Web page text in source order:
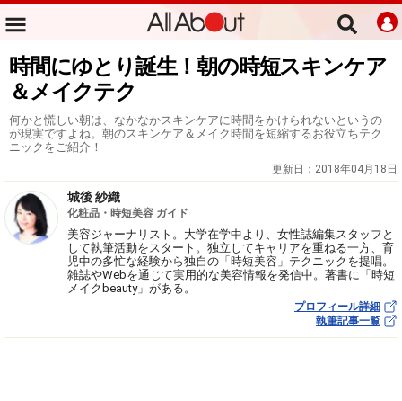
時間にゆとり誕生！朝の時短スキンケア
＆メイクテク
何かと慌しい朝は、なかなかスキンケアに時間をかけられないというの
が現実ですよね。朝のスキンケア＆メイク時間を短縮するお役立ちテク
ニックをご紹介！
更新日： 2018年04月18日
城後 紗織
化粧品・時短美容 ガイド
美容ジャーナリスト。大学在学中より、女性誌編集スタッフと
して執筆活動をスタート。独立してキャリアを重ねる一方、育
児中の多忙な経験から独自の「時短美容」テクニックを提唱。
雑誌やWebを通じて実用的な美容情報を発信中。著書に「時短
メイクbeauty」がある。
プロフィール詳細
執筆記事一覧